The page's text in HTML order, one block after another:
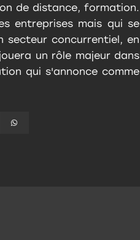
de distance, formation.
entreprises mais qui se
secteur concurrentiel, en
un rôle majeur dans
qui s'annonce comme